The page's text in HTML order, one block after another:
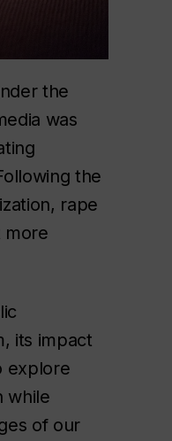
the
was
the
rape
more
its impact
explore
while
of our